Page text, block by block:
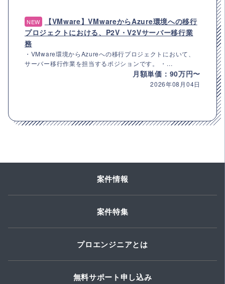
NEW
【VMware】VMwareからAzure環境への移行
プロジェクトにおける、P2V・V2Vサーバー移行業
務
・VMware環境からAzureへの移行プロジェクトにおいて、
サーバー移行作業を担当するポジションです。 ・...
月額単価：90万円〜
2026年08月04日
案件情報
案件特集
プロエンジニアとは
無料サポート申し込み